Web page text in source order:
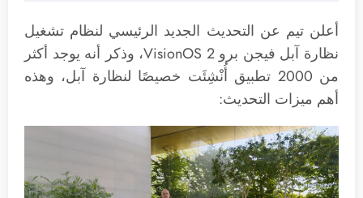
أعلن تيم عن التحديث الجديد الرئيسي لنظام تشغيل
نظارة آبل فيجن برو VisionOS 2، وذكر أنه يوجد أكثر
من 2000 تطبيق أُنْشِئَت خصيصًا لنظارة آبل، وهذه
أهم ميزات التحديث: